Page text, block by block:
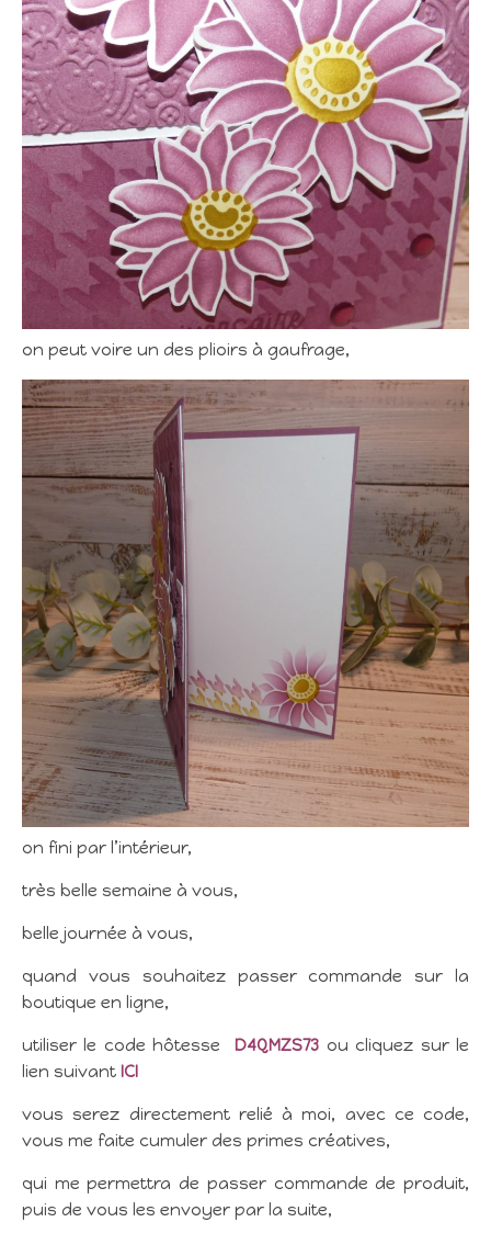
on peut voire un des plioirs à gaufrage,
on fini par l’intérieur,
très belle semaine à vous,
belle journée à vous,
quand vous souhaitez passer commande sur la
boutique en ligne,
utiliser le code hôtesseD4QMZS73 ou cliquez sur le
lien suivant ICI
vous serez directement relié à moi, avec ce code,
vous me faite cumuler des primes créatives,
qui me permettra de passer commande de produit,
puis de vous les envoyer par la suite,